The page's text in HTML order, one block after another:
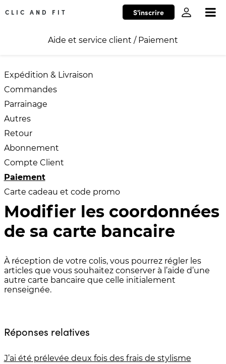
CLIC AND FIT S'inscrire
Aide et service client / Paiement
Expédition & Livraison
Commandes
Parrainage
Autres
Retour
Abonnement
Compte Client
Paiement
Carte cadeau et code promo
Modifier les coordonnées
de sa carte bancaire
À réception de votre colis, vous pourrez régler les
articles que vous souhaitez conserver à l’aide d’une
autre carte bancaire que celle initialement
renseignée.
Réponses relatives
J’ai été prélevée deux fois des frais de stylisme